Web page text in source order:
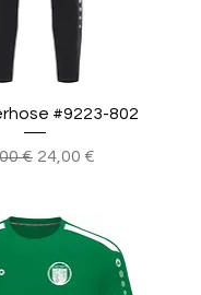
#9223-802
€ Sale-Preis
24,00 €